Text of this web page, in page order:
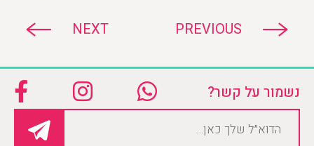
PREVIOUS
NEXT
נשמור על קשר?